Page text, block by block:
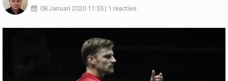
08 Januari 2020 11:55 | 1 reacties